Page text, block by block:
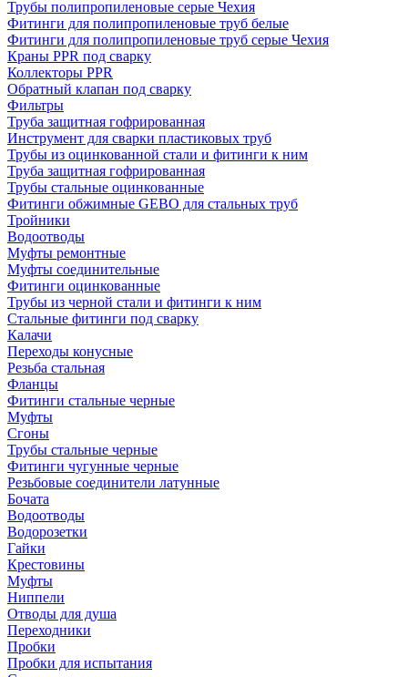
Трубы полипропиленовые серые Чехия
Фитинги для полипропиленовые труб белые
Фитинги для полипропиленовые труб серые Чехия
Краны PPR под сварку
Коллекторы PPR
Обратный клапан под сварку
Фильтры
Труба защитная гофрированная
Инструмент для сварки пластиковых труб
Трубы из оцинкованной стали и фитинги к ним
Труба защитная гофрированная
Трубы стальные оцинкованные
Фитинги обжимные GEBO для стальных труб
Тройники
Водоотводы
Муфты ремонтные
Муфты соединительные
Фитинги оцинкованные
Трубы из черной стали и фитинги к ним
Стальные фитинги под сварку
Калачи
Переходы конусные
Резьба стальная
Фланцы
Фитинги стальные черные
Муфты
Сгоны
Трубы стальные черные
Фитинги чугунные черные
Резьбовые соединители латунные
Бочата
Водоотводы
Водорозетки
Гайки
Крестовины
Муфты
Ниппели
Отводы для душа
Переходники
Пробки
Пробки для испытания